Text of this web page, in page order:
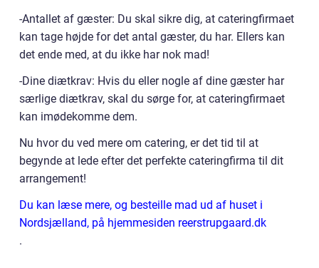
-Antallet af gæster: Du skal sikre dig, at cateringfirmaet
kan tage højde for det antal gæster, du har. Ellers kan
det ende med, at du ikke har nok mad!
-Dine diætkrav: Hvis du eller nogle af dine gæster har
særlige diætkrav, skal du sørge for, at cateringfirmaet
kan imødekomme dem.
Nu hvor du ved mere om catering, er det tid til at
begynde at lede efter det perfekte cateringfirma til dit
arrangement!
Du kan læse mere, og besteille mad ud af huset i
Nordsjælland, på hjemmesiden reerstrupgaard.dk
.